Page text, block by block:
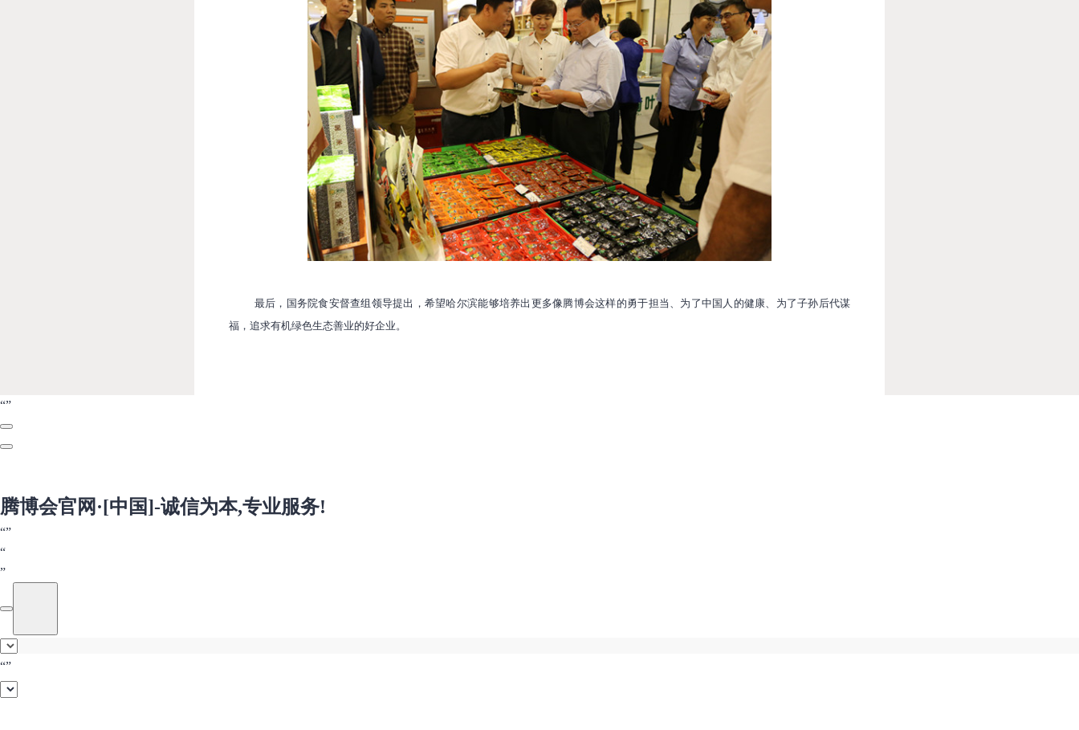
最后，国务院食安督查组领导提出，希望哈尔滨能够培养出更多像腾博会这样的勇于担当、为了中国人的健康、为了子孙后代谋
福，追求有机绿色生态善业的好企业。
腾博会官网·[中国]-诚信为本,专业服务!